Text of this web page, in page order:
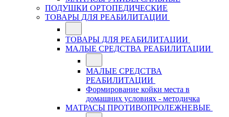
ПОДУШКИ ОРТОПЕДИЧЕСКИЕ
ТОВАРЫ ДЛЯ РЕАБИЛИТАЦИИ
ТОВАРЫ ДЛЯ РЕАБИЛИТАЦИИ
МАЛЫЕ СРЕДСТВА РЕАБИЛИТАЦИИ
МАЛЫЕ СРЕДСТВА
РЕАБИЛИТАЦИИ
Формирование койки места в
домашних условиях - методичка
МАТРАСЫ ПРОТИВОПРОЛЕЖНЕВЫЕ